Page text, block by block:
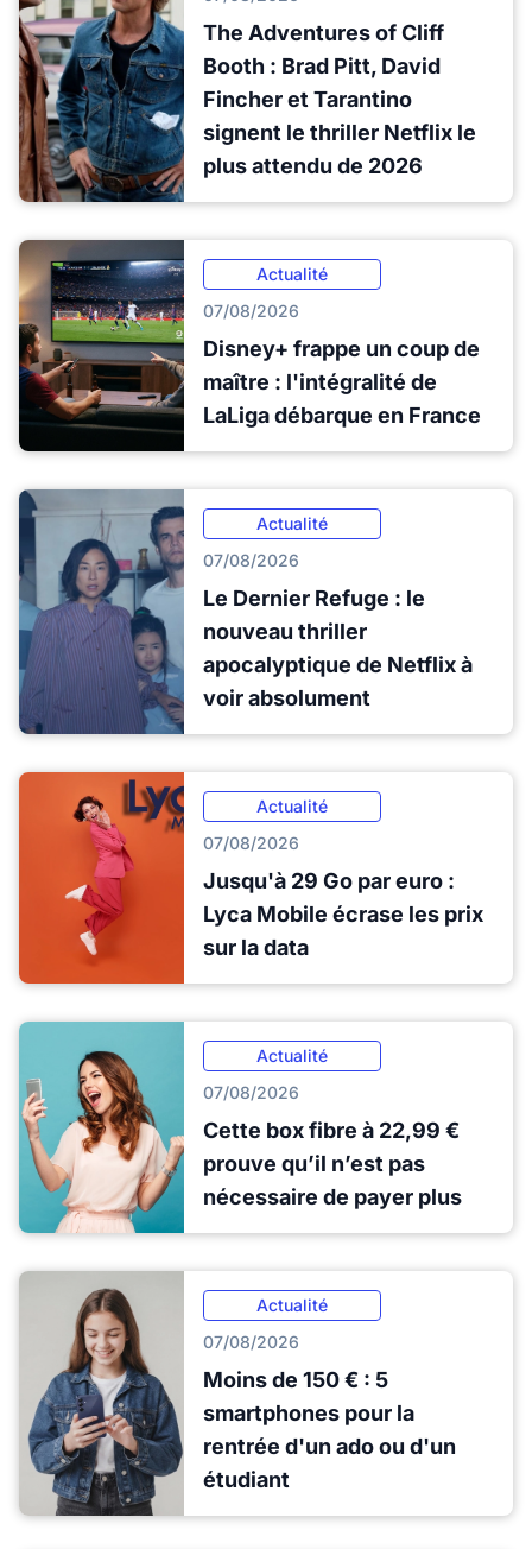
The Adventures of Cliff
Booth : Brad Pitt, David
Fincher et Tarantino
signent le thriller Netflix le
plus attendu de 2026
Actualité
07/08/2026
Disney+ frappe un coup de
maître : l'intégralité de
LaLiga débarque en France
Actualité
07/08/2026
Le Dernier Refuge : le
nouveau thriller
apocalyptique de Netflix à
voir absolument
Actualité
07/08/2026
Jusqu'à 29 Go par euro :
Lyca Mobile écrase les prix
sur la data
Actualité
07/08/2026
Cette box fibre à 22,99 €
prouve qu’il n’est pas
nécessaire de payer plus
Actualité
07/08/2026
Moins de 150 € : 5
smartphones pour la
rentrée d'un ado ou d'un
étudiant